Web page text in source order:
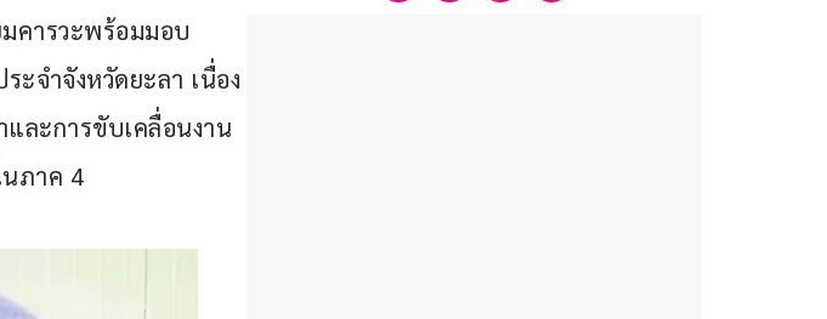
คารวะพร้อมมอบ
ะจำจังหวัดยะลา เนื่อง
ละการขับเคลื่อนงาน
นภาค 4